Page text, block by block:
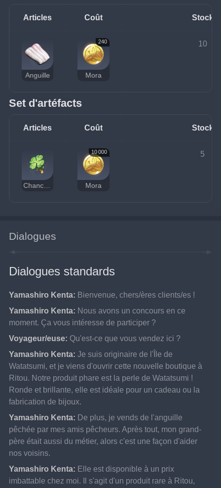
Articles Coût Stock
Anguille
240
Mora
10
Set d'artéfacts
Articles Coût Stock
Chanceux
10 000
Mora
5
Dialogues
Dialogues standards
Yamashiro Kenta: Bienvenue, chers/ères clients/es !
Yamashiro Kenta: Nous avons un concours en ce
moment. Ça vous intéresse de participer ?
Voyageur/euse: Qu'est-ce que vous vendez ici ?
Yamashiro Kenta: Je suis originaire de l'Île de
Watatsumi, et je viens d'ouvrir cette nouvelle boutique à
Ritou. Notre produit phare est la perle de Watatsumi !
Ronde et brillante, elle est idéale pour un cadeau ou la
fabrication de bijoux.
Yamashiro Kenta: De plus, je vends de l'anguille
pêchée par mes amis pêcheurs. Après tout, mon grand-
père était aussi du métier, alors c'est une façon d'aider
nos voisins.
Yamashiro Kenta: Elle est disponible à un prix
imbattable chez moi. Il s'agit d'un produit rare à Ritou,